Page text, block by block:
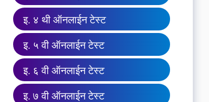
इ. ४ थी ऑनलाईन टेस्ट
इ. ५ वी ऑनलाईन टेस्ट
इ. ६ वी ऑनलाईन टेस्ट
इ. ७ वी ऑनलाईन टेस्ट